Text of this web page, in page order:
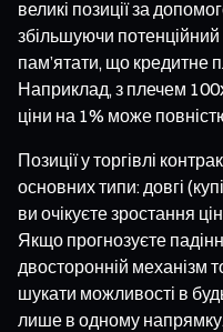
великі позиції за
збільшуючи
пам’ятати, що кредитне
Наприклад, з плечем
ціни на 1% може
Позиції у торгівлі
основних типи: довгі
ви очікуєте зростання
Якщо прогнозуєте
двосторонній механізм
шукати можливості в
лише в одному напрямку.